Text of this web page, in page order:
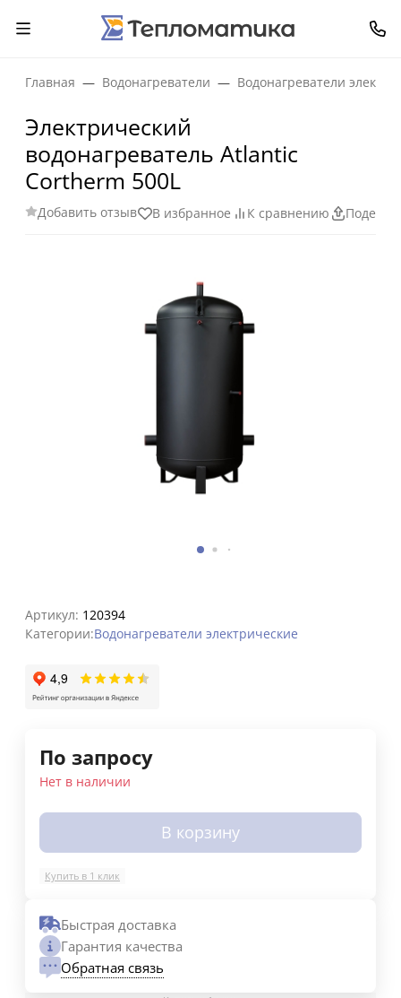
Главная Водонагреватели Водонагреватели
Электрический
водонагреватель Atlantic
Cortherm 500L
Добавить отзыв В избранное К сравнению
Артикул: 120394
Категории:Водонагреватели электрические
По запросу
Нет в наличии
В корзину
Купить в 1 клик
Быстрая доставка
Гарантия качества
Обратная связь